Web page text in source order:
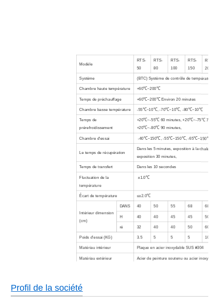
Modèle
RTS-
50
RTS-
80
RTS-
100
RTS-
150
RTS-
200
Système (BTC) Système de contrôle de température
Chambre haute température +60℃~200℃
Temps de préchauffage +60℃~200℃ Environ 20 minutes
Chambre basse température -55℃~10℃, -70℃~10℃, -80℃~10℃
Temps de
prérefroidissement
+20℃~-55℃ 60 minutes, +20℃~-75℃ 75
+20℃~-80℃ 90 minutes,
Chambre d'essai -40℃~150℃, -55℃~150℃, -65℃~150℃
Le temps de récupération
Dans les 5 minutes, exposition à la chaleur
exposition 30 minutes,
Temps de transfert Dans les 10 secondes
Fluctuation de la
température
±1.0℃
Écart de température ≤±2.0℃
Intérieur dimension
(cm)
DANS 40 50 55 68 68
H 40 40 45 45 50
ré 32 40 40 50 60
Poids d'essai (KG) 3.5 5 5 5 10
Matériau intérieur Plaque en acier inoxydable SUS #304
Matériau extérieur Acier de peinture soutenu ou acier
Système de refrigération
Profil de la société